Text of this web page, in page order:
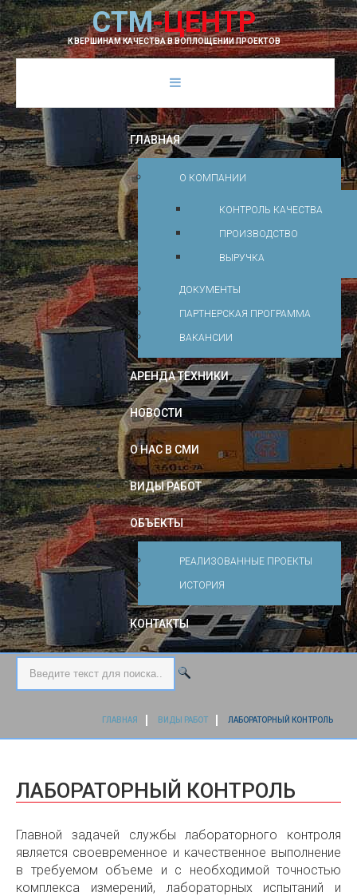
СТМ-ЦЕНТР
К ВЕРШИНАМ КАЧЕСТВА В ВОПЛОЩЕНИИ ПРОЕКТОВ
ГЛАВНАЯ
О КОМПАНИИ
КОНТРОЛЬ КАЧЕСТВА
ПРОИЗВОДСТВО
ВЫРУЧКА
ДОКУМЕНТЫ
ПАРТНЕРСКАЯ ПРОГРАММА
ВАКАНСИИ
АРЕНДА ТЕХНИКИ
НОВОСТИ
О НАС В СМИ
ВИДЫ РАБОТ
ОБЪЕКТЫ
РЕАЛИЗОВАННЫЕ ПРОЕКТЫ
ИСТОРИЯ
КОНТАКТЫ
ГЛАВНАЯ ВИДЫ РАБОТ ЛАБОРАТОРНЫЙ КОНТРОЛЬ
ЛАБОРАТОРНЫЙ КОНТРОЛЬ
Главной задачей службы лабораторного контроля
является своевременное и качественное выполнение
в требуемом объеме и с необходимой точностью
комплекса измерений, лабораторных испытаний и